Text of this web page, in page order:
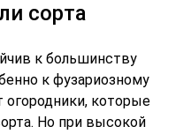
сорта
к большинству
к фузариозному
которые
Но при высокой